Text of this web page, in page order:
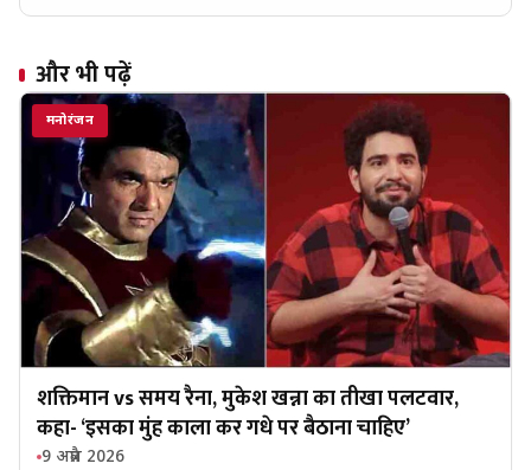
और भी पढ़ें
मनोरंजन
शक्तिमान vs समय रैना, मुकेश खन्ना का तीखा पलटवार,
कहा- ‘इसका मुंह काला कर गधे पर बैठाना चाहिए’
9 अप्रैल 2026